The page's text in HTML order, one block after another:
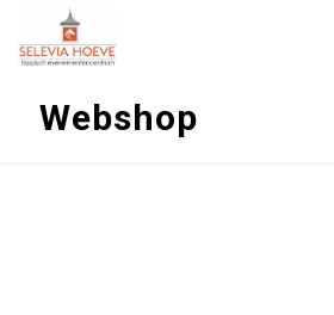
Webshop